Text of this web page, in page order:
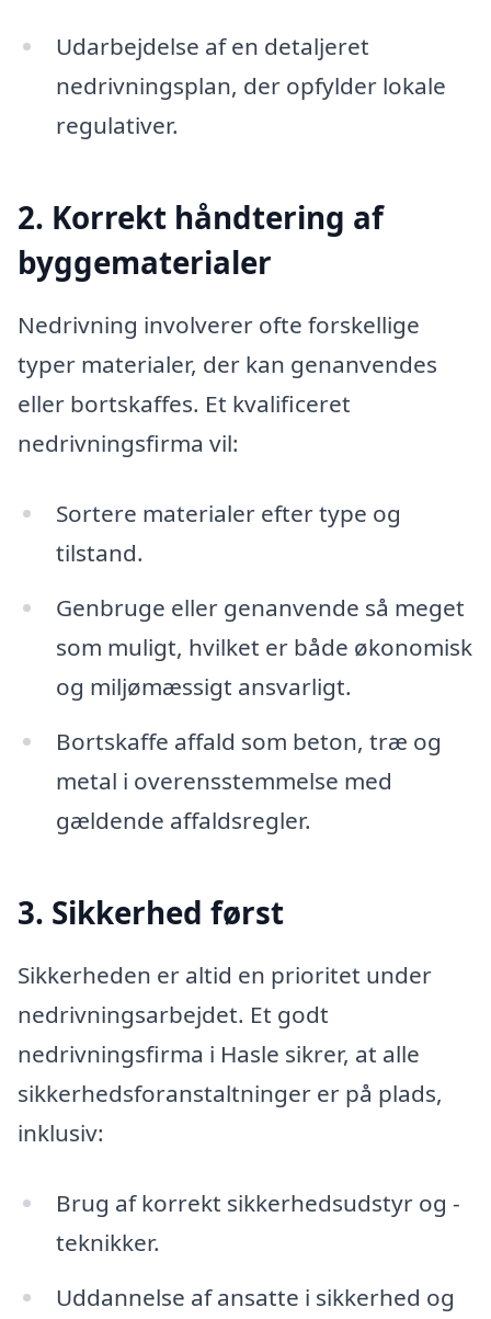
Udarbejdelse af en detaljeret
nedrivningsplan, der opfylder lokale
regulativer.
2. Korrekt håndtering af
byggematerialer
Nedrivning involverer ofte forskellige
typer materialer, der kan genanvendes
eller bortskaffes. Et kvalificeret
nedrivningsfirma vil:
Sortere materialer efter type og
tilstand.
Genbruge eller genanvende så meget
som muligt, hvilket er både økonomisk
og miljømæssigt ansvarligt.
Bortskaffe affald som beton, træ og
metal i overensstemmelse med
gældende affaldsregler.
3. Sikkerhed først
Sikkerheden er altid en prioritet under
nedrivningsarbejdet. Et godt
nedrivningsfirma i Hasle sikrer, at alle
sikkerhedsforanstaltninger er på plads,
inklusiv:
Brug af korrekt sikkerhedsudstyr og -
teknikker.
Uddannelse af ansatte i sikkerhed og